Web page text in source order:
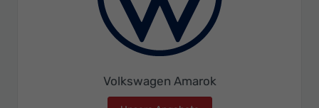
Volkswagen Amarok